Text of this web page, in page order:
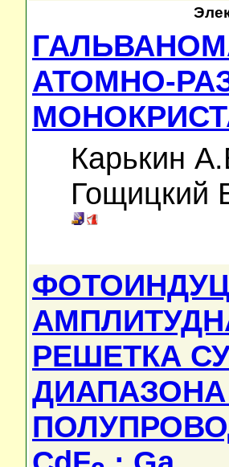
АТОМНО-
Карькин
Гощицкий
РЕШЕТКА